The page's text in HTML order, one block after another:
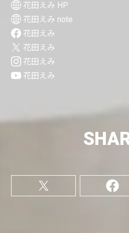
花田えみ HP
花田えみ note
花田えみ
花田えみ
花田えみ
花田えみ